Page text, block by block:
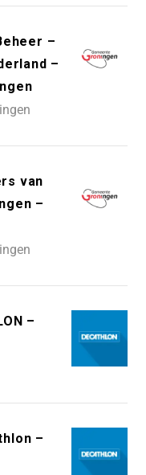
–
–
van
–
–
–